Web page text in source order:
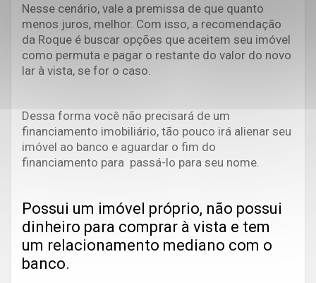
Nesse cenário, vale a premissa de que quanto
menos juros, melhor. Com isso, a recomendação
da Roque é buscar opções que aceitem seu imóvel
como permuta e pagar o restante do valor do novo
lar à vista, se for o caso.
Dessa forma você não precisará de um
financiamento imobiliário, tão pouco irá alienar seu
imóvel ao banco e aguardar o fim do
financiamento para passá-lo para seu nome.
Possui um imóvel próprio, não possui
dinheiro para comprar à vista e tem
um relacionamento mediano com o
banco.